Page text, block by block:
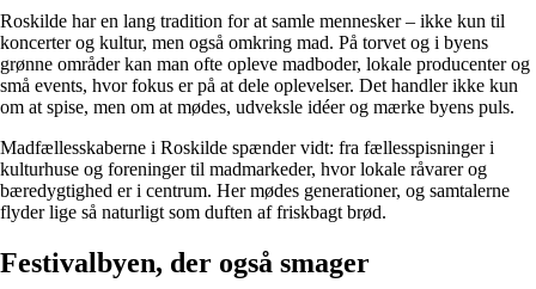
Roskilde har en lang tradition for at samle mennesker – ikke kun til
koncerter og kultur, men også omkring mad. På torvet og i byens
grønne områder kan man ofte opleve madboder, lokale producenter og
små events, hvor fokus er på at dele oplevelser. Det handler ikke kun
om at spise, men om at mødes, udveksle idéer og mærke byens puls.
Madfællesskaberne i Roskilde spænder vidt: fra fællesspisninger i
kulturhuse og foreninger til madmarkeder, hvor lokale råvarer og
bæredygtighed er i centrum. Her mødes generationer, og samtalerne
flyder lige så naturligt som duften af friskbagt brød.
Festivalbyen, der også smager